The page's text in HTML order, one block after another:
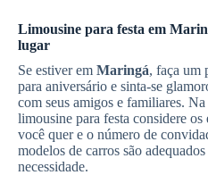
Limousine para festa em
lugar
Se estiver em Maringá, faça um
para aniversário e sinta-se
com seus amigos e familiares.
limousine para festa considere os
você quer e o número de
modelos de carros são adequados
necessidade.